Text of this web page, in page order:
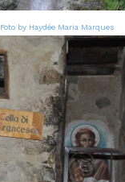
Foto by Haydée Maria Marques